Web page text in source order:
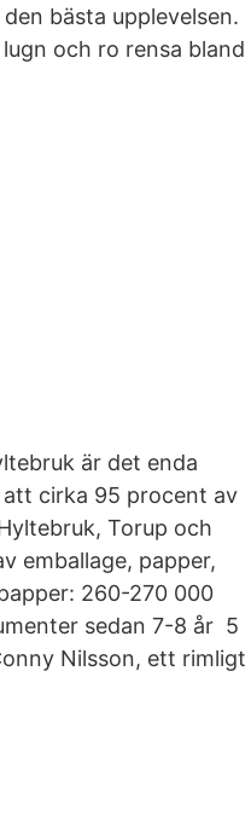
bästa upplevelsen.
och ro rensa bland
är det enda
cirka 95 procent av
Torup och
emballage, papper,
260-270 000
sedan 7-8 år 5
Nilsson, ett rimligt